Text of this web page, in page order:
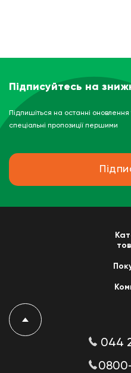
Підписуйтесь на
Підпишіться на останні
спеціальні пропозиції першими
044